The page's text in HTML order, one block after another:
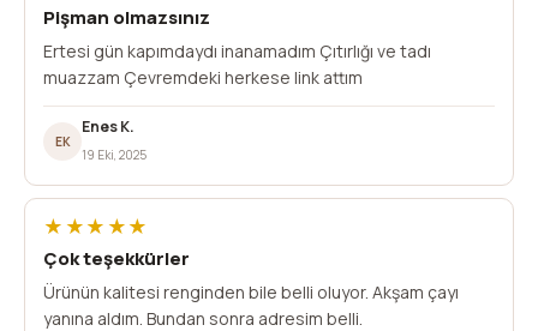
Pişman olmazsınız
Ertesi gün kapımdaydı inanamadım Çıtırlığı ve tadı
muazzam Çevremdeki herkese link attım
EK
Enes K.
19 Eki, 2025
★★★★★
Çok teşekkürler
Ürünün kalitesi renginden bile belli oluyor. Akşam çayı
yanına aldım. Bundan sonra adresim belli.